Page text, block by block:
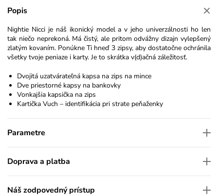
Popis
Nightie Nicci je náš ikonický model a v jeho univerzálnosti ho len
tak niečo neprekoná. Má čistý, ale pritom odvážny dizajn vylepšený
zlatým kovaním. Ponúkne Ti hneď 3 zipsy, aby dostatočne ochránila
všetky tvoje peniaze i karty. Je to skrátka v(d)ačná záležitosť.
Dvojitá uzatvárateľná kapsa na zips na mince
Dve priestorné kapsy na bankovky
Vonkajšia kapsička na zips
Kartička Vuch – identifikácia pri strate peňaženky
Parametre
Doprava a platba
Náš zodpovedný prístup